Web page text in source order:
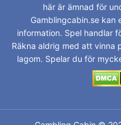
här är ämnad för
Gamblingcabin.se kan
information. Spel handlar
Räkna aldrig med att vinna
lagom. Spelar du för